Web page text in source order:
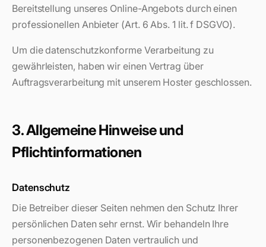
Bereitstellung unseres Online-Angebots durch einen
professionellen Anbieter (Art. 6 Abs. 1 lit. f DSGVO).
Um die datenschutzkonforme Verarbeitung zu
gewährleisten, haben wir einen Vertrag über
Auftragsverarbeitung mit unserem Hoster geschlossen.
3. Allgemeine Hinweise und
Pflichtinformationen
Datenschutz
Die Betreiber dieser Seiten nehmen den Schutz Ihrer
persönlichen Daten sehr ernst. Wir behandeln Ihre
personenbezogenen Daten vertraulich und